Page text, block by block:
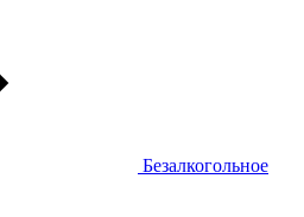
Безалкогольное